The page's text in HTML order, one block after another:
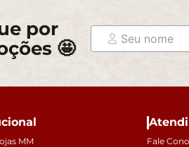
por
🤩
MM
Fale